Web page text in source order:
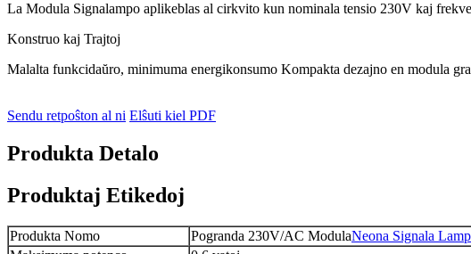
La Modula Signalampo aplikeblas al cirkvito kun nominala tensio 230V kaj
Konstruo kaj Trajtoj
Malalta funkcidaŭro, minimuma energikonsumo Kompakta dezajno en modula
Sendu retpoŝton al ni Elŝuti kiel PDF
Produkta Detalo
Produktaj Etikedoj
Produkta Nomo Pogranda 230V/AC ModulaNeona Signala